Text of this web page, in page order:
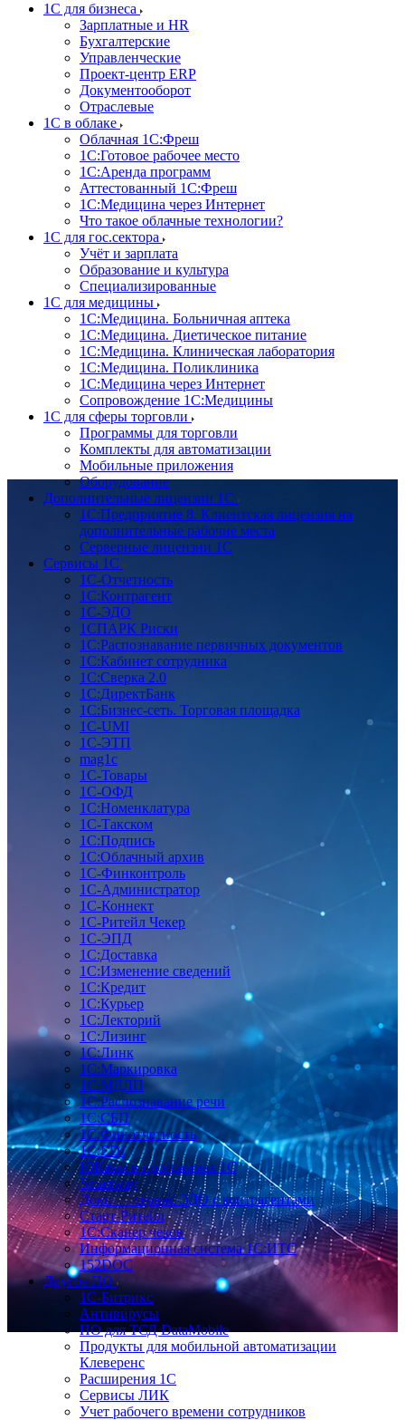
1С для бизнеса
Зарплатные и HR
Бухгалтерские
Управленческие
Проект-центр ERP
Документооборот
Отраслевые
1C в облаке
Облачная 1С:Фреш
1С:Готовое рабочее место
1C:Аренда программ
Аттестованный 1С:Фреш
1С:Медицина через Интернет
Что такое облачные технологии?
1С для гос.сектора
Учёт и зарплата
Образование и культура
Специализированные
1С для медицины
1С:Медицина. Больничная аптека
1С:Медицина. Диетическое питание
1С:Медицина. Клиническая лаборатория
1С:Медицина. Поликлиника
1С:Медицина через Интернет
Сопровождение 1С:Медицины
1С для сферы торговли
Программы для торговли
Комплекты для автоматизации
Мобильные приложения
Оборудование
Дополнительные лицензии 1С
1С:Предприятие 8. Клиентская лицензия на
дополнительные рабочие места
Серверные лицензии 1С
Сервисы 1С
1С-Отчетность
1С:Контрагент
1С-ЭДО
1СПАРК Риски
1С:Распознавание первичных документов
1С:Кабинет сотрудника
1С:Сверка 2.0
1С:ДиректБанк
1С:Бизнес-сеть. Торговая площадка
1С-UMI
1С-ЭТП
mag1c
1С-Товары
1С-ОФД
1С:Номенклатура
1С-Такском
1С:Подпись
1С:Облачный архив
1С-Финконтроль
1С-Администратор
1С-Коннект
1С-Ритейл Чекер
1С-ЭПД
1С:Доставка
1С:Изменение сведений
1С:Кредит
1С:Курьер
1С:Лекторий
1С:Лизинг
1С:Линк
1С:Маркировка
1С:МДЛП
1С:Распознавание речи
1С:СБП
1С:Финотчетность
1С:EDI
ЮКаssа в программах 1С
Smartway
Доки — сервис ЭДО с контрагентами
Старт-Ритейл
1С:Сканер чеков
Информационная система 1С:ИТС
152DOC
Другое ПО
1С-Битрикс
Антивирусы
ПО для ТСД DataMobile
Продукты для мобильной автоматизации
Клеверенс
Расширения 1С
Сервисы ЛИК
Учет рабочего времени сотрудников